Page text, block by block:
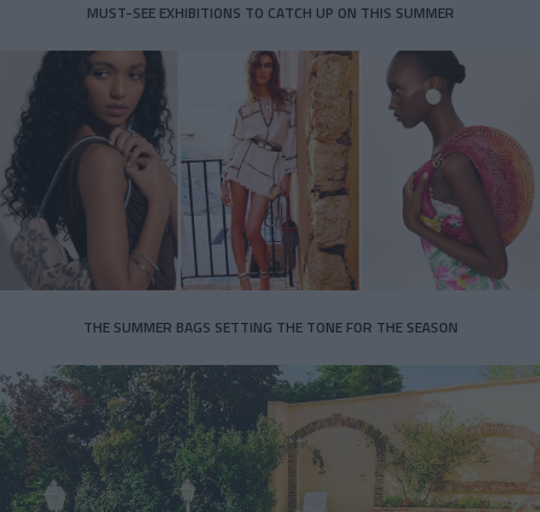
MUST-SEE EXHIBITIONS TO CATCH UP ON THIS SUMMER
THE SUMMER BAGS SETTING THE TONE FOR THE SEASON